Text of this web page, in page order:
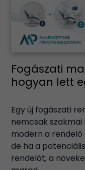
Fogászati
hogyan lett
Egy új fogászati
nemcsak szakmai
modern a rendelő
de ha a
rendelőt, a